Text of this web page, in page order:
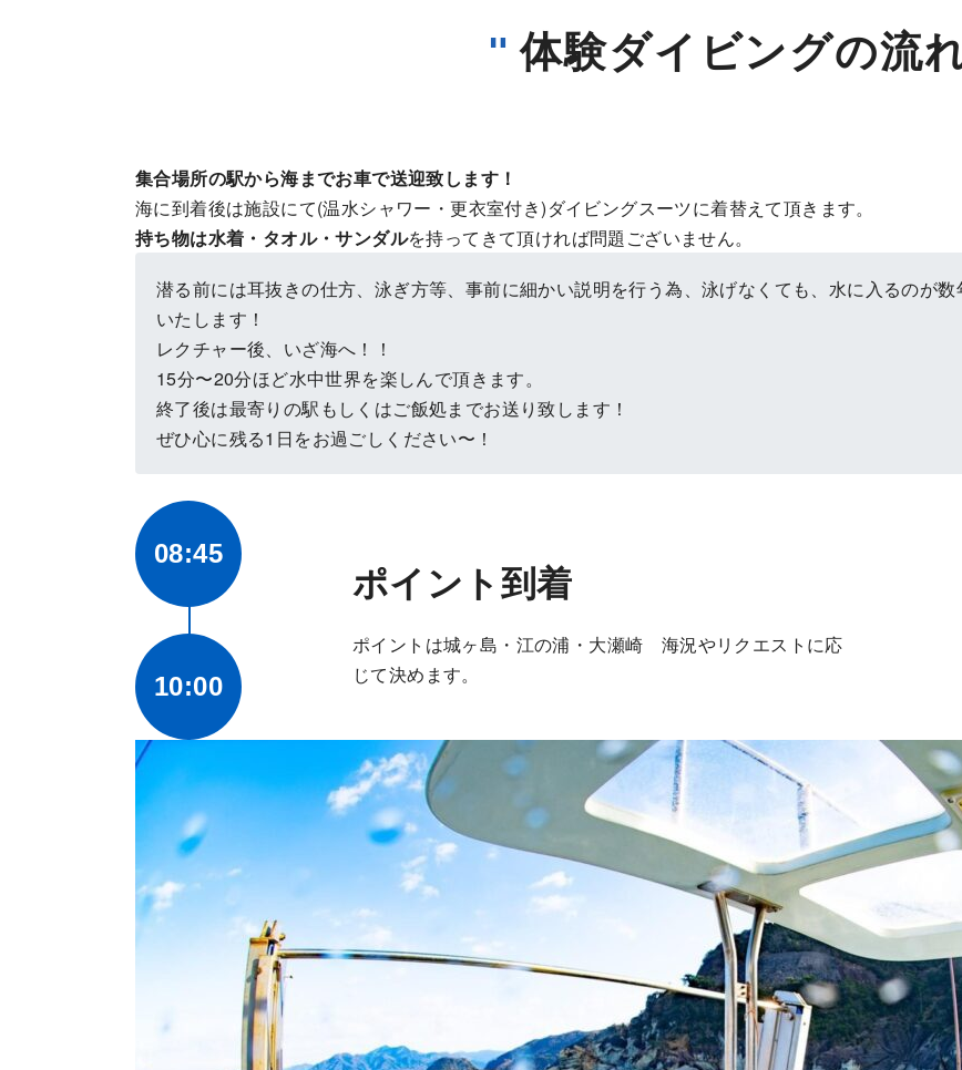
" 体験ダイビングの流
集合場所の駅から海までお車で送迎致します！
海に到着後は施設にて(温水シャワー・更衣室付き)ダイビングスーツに着替えて頂きます。
持ち物は水着・タオル・サンダルを持ってきて頂ければ問題ございません。
潜る前には耳抜きの仕方、泳ぎ方等、事前に細かい説明を行う為、泳げなくても、水に入るのが
いたします！
レクチャー後、いざ海へ！！
15分〜20分ほど水中世界を楽しんで頂きます。
終了後は最寄りの駅もしくはご飯処までお送り致します！
ぜひ心に残る1日をお過ごしください〜！
08:45
10:00
ポイント到着
ポイントは城ヶ島・江の浦・大瀬崎 海況やリクエストに応
じて決めます。